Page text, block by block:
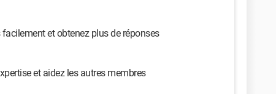
et obtenez plus de réponses
et aidez les autres membres